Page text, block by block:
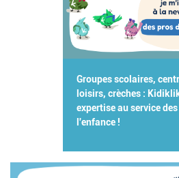
Groupes scolaires,
loisirs, crèches :
expertise au service
l'enfance !